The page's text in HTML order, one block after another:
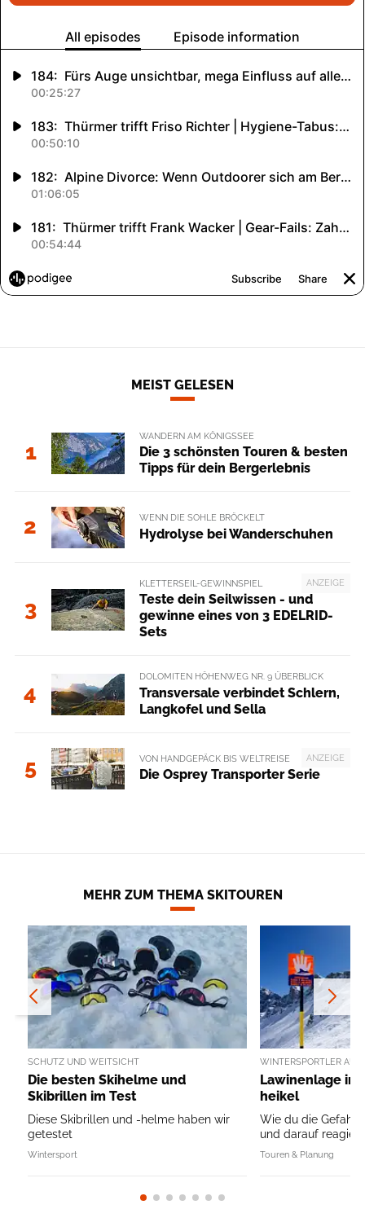
MEIST GELESEN
1
WANDERN AM KÖNIGSSEE
Die 3 schönsten Touren & besten
Tipps für dein Bergerlebnis
2 WENN DIE SOHLE BRÖCKELT
Hydrolyse bei Wanderschuhen
3
ANZEIGE
KLETTERSEIL-GEWINNSPIEL
Teste dein Seilwissen - und
gewinne eines von 3 EDELRID-
Sets
4
DOLOMITEN HÖHENWEG NR. 9 ÜBERBLICK
Transversale verbindet Schlern,
Langkofel und Sella
5 ANZEIGE
VON HANDGEPÄCK BIS WELTREISE
Die Osprey Transporter Serie
MEHR ZUM THEMA SKITOUREN
SCHUTZ UND WEITSICHT
Die besten Skihelme und
Skibrillen im Test
Diese Skibrillen und -helme haben wir
getestet
Wintersport
WINTERSPORTLER
Lawinenlage in
heikel
Wie du die Gefahr
und darauf
Touren & Planung